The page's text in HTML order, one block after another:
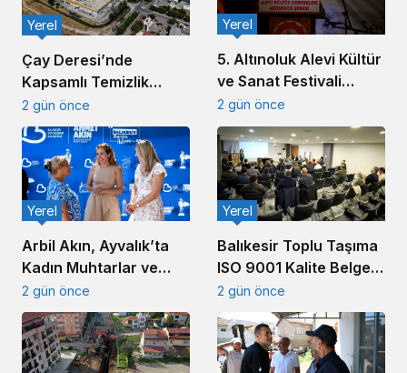
Çay Deresi’nde
Kapsamlı Temizlik
Çalışması Başlatıldı
Yerel
2 gün önce
5. Altınoluk Alevi Kültür
ve Sanat Festivali
Başladı
Yerel
2 gün önce
Arbil Akın, Ayvalık’ta
Kadın Muhtarlar ve
Muhtar Eşleriyle
Buluştu
Yerel
2 gün önce
Balıkesir Toplu Taşıma
ISO 9001 Kalite Belgesi
Aldı
Yerel
2 gün önce